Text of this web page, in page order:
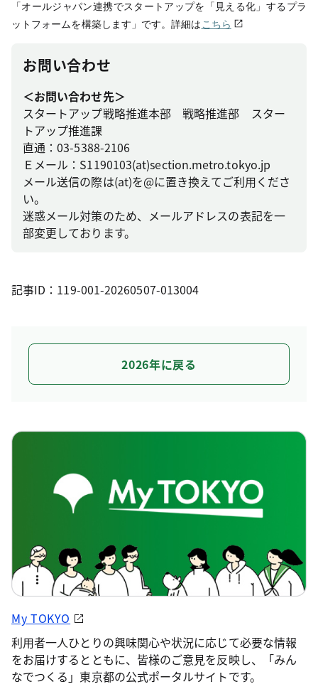
「オールジャパン連携でスタートアップを「見える化」するプラ
ットフォームを構築します」です。詳細は こちら
お問い合わせ
＜お問い合わせ先＞
スタートアップ戦略推進本部 戦略推進部 スター
トアップ推進課
直通：03-5388-2106
Ｅメール：S1190103(at)section.metro.tokyo.jp
メール送信の際は(at)を@に置き換えてご利用くださ
い。
迷惑メール対策のため、メールアドレスの表記を一
部変更しております。
記事ID：119-001-20260507-013004
2026年に戻る
My TOKYO
利用者一人ひとりの興味関心や状況に応じて必要な情報
をお届けするとともに、皆様のご意見を反映し、「みん
なでつくる」東京都の公式ポータルサイトです。